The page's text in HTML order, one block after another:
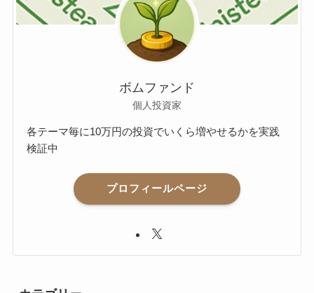
ボムファンド
個人投資家
各テーマ毎に10万円の投資でいくら増やせるかを実践
検証中
プロフィールページ